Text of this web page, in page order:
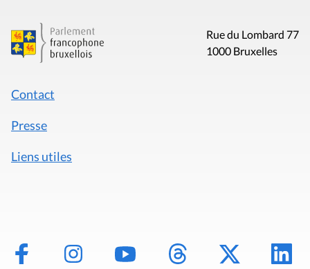
Rue du Lombard 77
1000 Bruxelles
Contact
Presse
Liens utiles